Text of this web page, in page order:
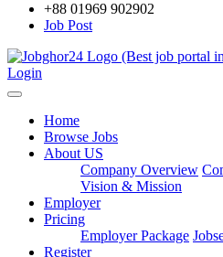
+88 01969 902902
Job Post
Login
Home
Browse Jobs
About US
Company Overview
Vision & Mission
Employer
Pricing
Employer Package
Register